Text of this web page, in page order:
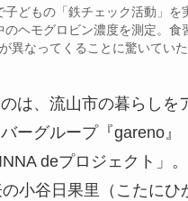
子どもの「鉄チェック活動」を
のヘモグロビン濃度を測定。食
異なってくることに驚いていた
は、流山市の暮らしを
ーグループ『gareno』
deプロジェクト」。
の小谷日果里（こたにひ